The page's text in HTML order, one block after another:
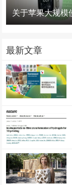
最新文章